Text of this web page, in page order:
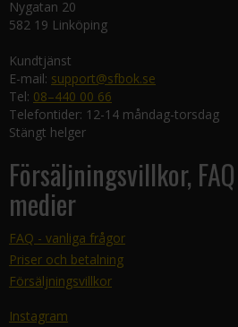
Nygatan 20
582 19 Linköping
Kundtjänst
E-mail: support@sfbok.se
Tel: 08–440 00 66
Telefontider: 12-14 måndag-torsdag
Stängt helger
Försäljningsvillkor,
medier
FAQ - vanliga frågor
Priser och betalning
Försäljningsvillkor
Instagram